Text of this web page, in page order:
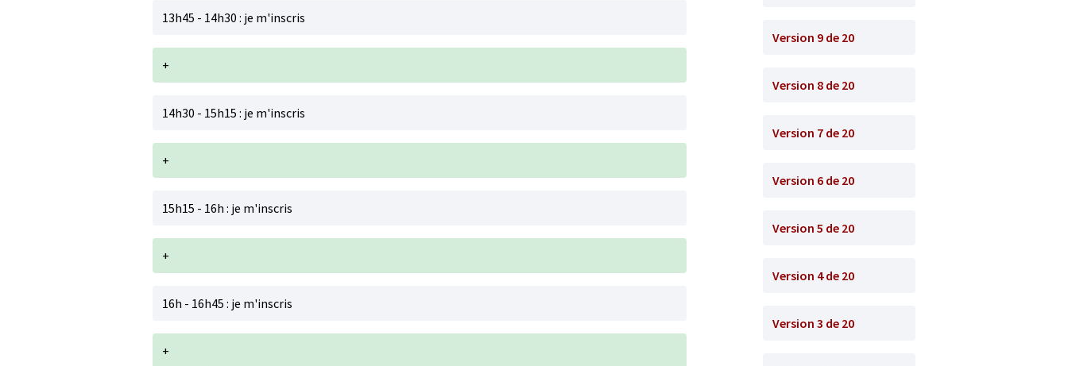
13h45 - 14h30 : je m'inscris
+
14h30 - 15h15 : je m'inscris
+
15h15 - 16h : je m'inscris
+
16h - 16h45 : je m'inscris
+
Version 9 de 20
Version 8 de 20
Version 7 de 20
Version 6 de 20
Version 5 de 20
Version 4 de 20
Version 3 de 20